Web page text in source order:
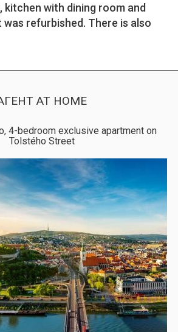
kitchen with dining room and
refurbished. There is also
AT HOME
4-bedroom exclusive apartment on
Tolstého Street